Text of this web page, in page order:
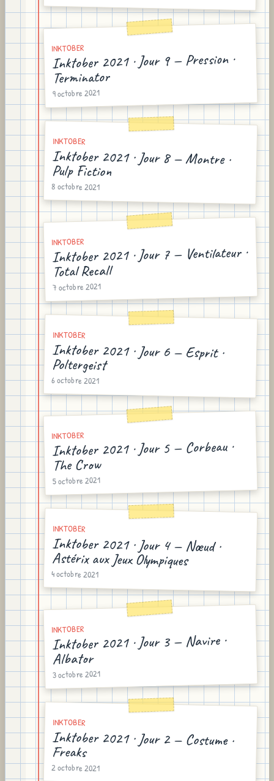
INKTOBER
Inktober 2021 · Jour 9 — Pression ·
Terminator
9 octobre 2021
INKTOBER
Inktober 2021 · Jour 8 — Montre ·
Pulp Fiction
8 octobre 2021
INKTOBER
Inktober 2021 · Jour 7 — Ventilateur ·
Total Recall
7 octobre 2021
INKTOBER
Inktober 2021 · Jour 6 — Esprit ·
Poltergeist
6 octobre 2021
INKTOBER
Inktober 2021 · Jour 5 — Corbeau ·
The Crow
5 octobre 2021
INKTOBER
Inktober 2021 · Jour 4 — Nœud ·
Astérix aux Jeux Olympiques
4 octobre 2021
INKTOBER
Inktober 2021 · Jour 3 — Navire ·
Albator
3 octobre 2021
INKTOBER
Inktober 2021 · Jour 2 — Costume ·
Freaks
2 octobre 2021